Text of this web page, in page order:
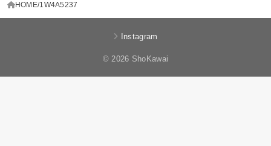
HOME 1W4A5237
Instagram
© 2026 ShoKawai